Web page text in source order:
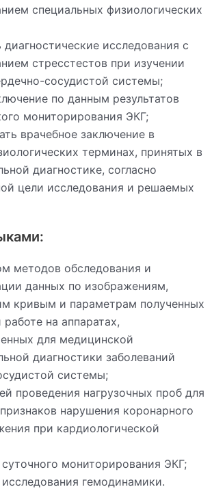
специальных физиологических
исследования с
стресстестов при изучении
сосудистой системы;
по данным результатов
мониторирования ЭКГ;
врачебное заключение в
терминах, принятых в
диагностике, согласно
цели исследования и решаемых
методов обследования и
данных по изображениям,
кривым и параметрам полученных
на аппаратах,
для медицинской
диагностики заболеваний
системы;
проведения нагрузочных проб для
нарушения коронарного
при кардиологической
мониторирования ЭКГ;
гемодинамики.